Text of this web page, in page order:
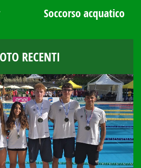
Soccorso acquatico
RECENTI